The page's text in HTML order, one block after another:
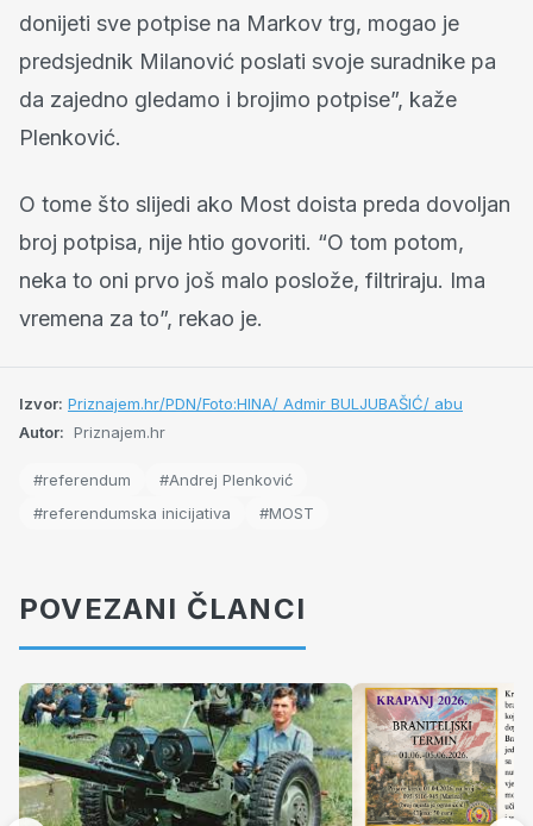
donijeti sve potpise na Markov trg, mogao je
predsjednik Milanović poslati svoje suradnike pa
da zajedno gledamo i brojimo potpise”, kaže
Plenković.
O tome što slijedi ako Most doista preda dovoljan
broj potpisa, nije htio govoriti. “O tom potom,
neka to oni prvo još malo poslože, filtriraju. Ima
vremena za to”, rekao je.
Izvor: Priznajem.hr/PDN/Foto:HINA/ Admir BULJUBAŠIĆ/ abu
Autor: Priznajem.hr
#referendum
#Andrej Plenković
#referendumska inicijativa
#MOST
POVEZANI ČLANCI